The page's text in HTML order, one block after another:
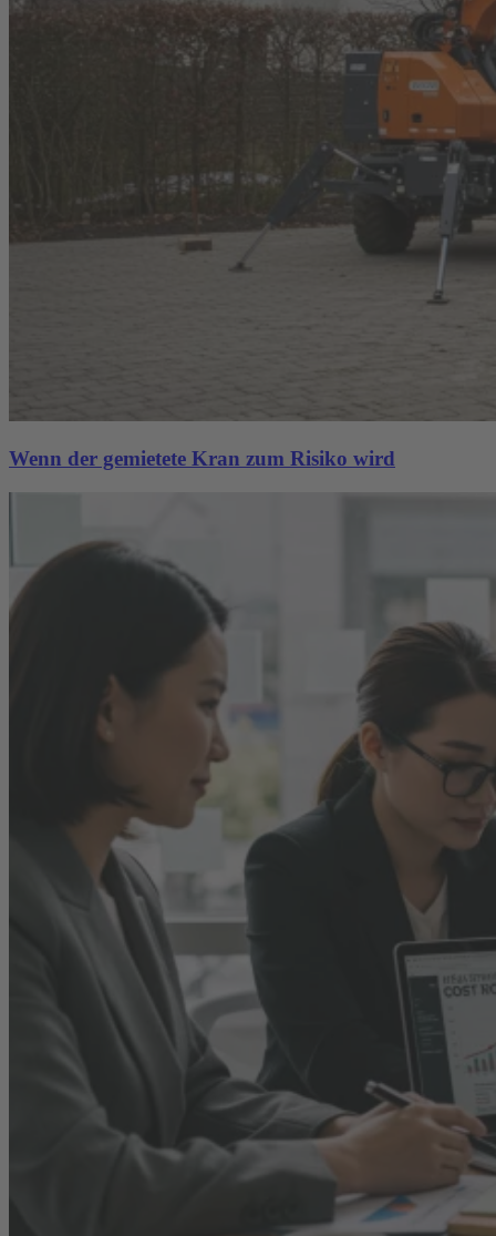
Wenn der gemietete Kran zum Risiko wird